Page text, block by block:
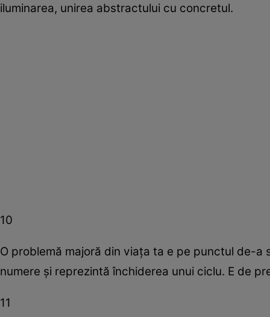
iluminarea, unirea abstractului cu concretul.
10
O problemă majoră din viaţa ta e pe punctul de-a
numere şi reprezintă închiderea unui ciclu. E de
11